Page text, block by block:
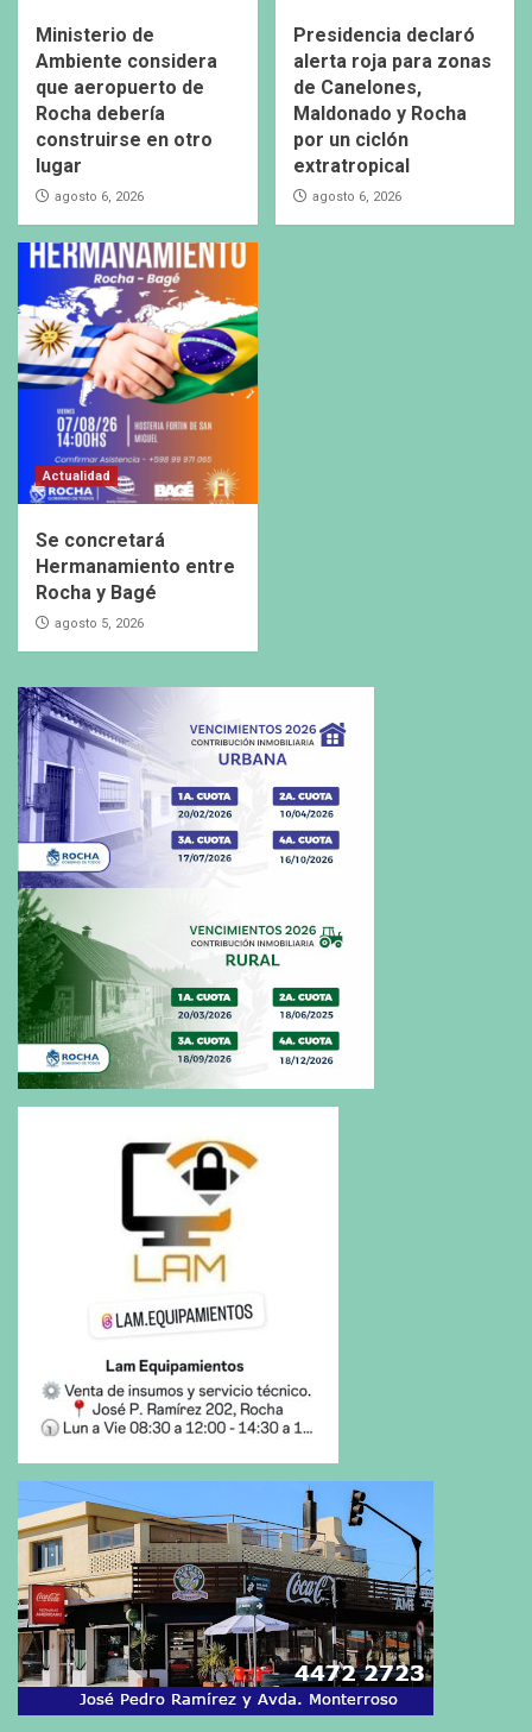
Ministerio de
Ambiente considera
que aeropuerto de
Rocha debería
construirse en otro
lugar
agosto 6, 2026
Presidencia declaró
alerta roja para zonas
de Canelones,
Maldonado y Rocha
por un ciclón
extratropical
agosto 6, 2026
Actualidad
Se concretará
Hermanamiento entre
Rocha y Bagé
agosto 5, 2026